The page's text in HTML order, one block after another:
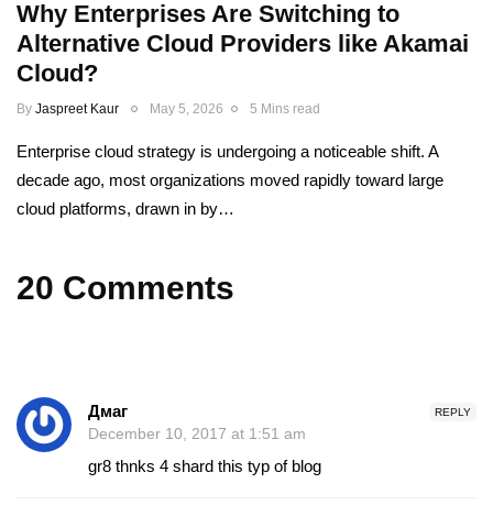
Why Enterprises Are Switching to
Alternative Cloud Providers like Akamai
Cloud?
By Jaspreet Kaur May 5, 2026 5 Mins read
Enterprise cloud strategy is undergoing a noticeable shift. A
decade ago, most organizations moved rapidly toward large
cloud platforms, drawn in by…
20 Comments
REPLY
Дмаг
December 10, 2017 at 1:51 am
gr8 thnks 4 shard this typ of blog